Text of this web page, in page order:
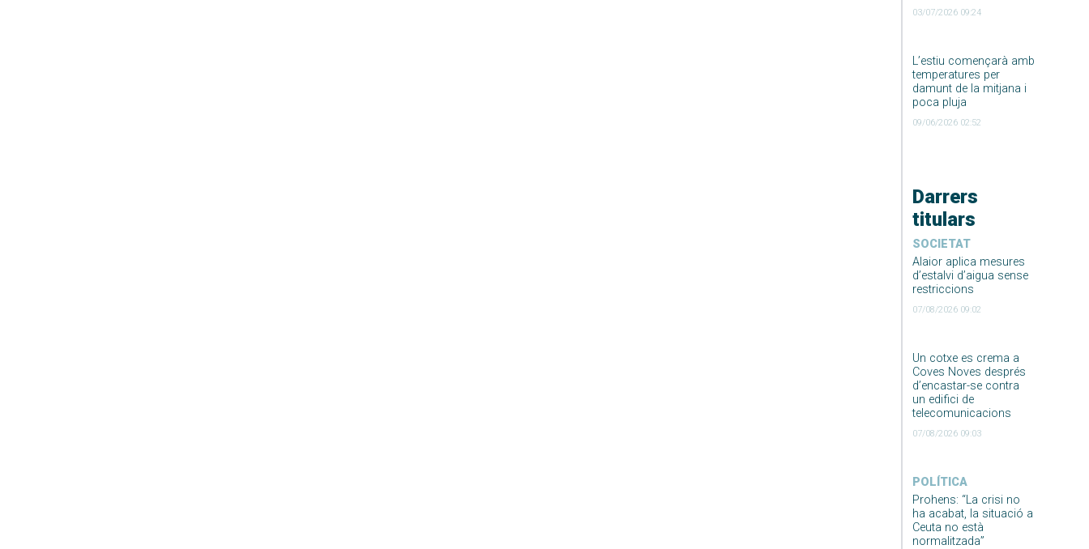
03/07/2026 09:24
L’estiu començarà amb
temperatures per
damunt de la mitjana i
poca pluja
09/06/2026 02:52
Darrers
titulars
SOCIETAT
Alaior aplica mesures
d’estalvi d’aigua sense
restriccions
07/08/2026 09:02
Un cotxe es crema a
Coves Noves després
d’encastar-se contra
un edifici de
telecomunicacions
07/08/2026 09:03
POLÍTICA
Prohens: “La crisi no
ha acabat, la situació a
Ceuta no està
normalitzada”